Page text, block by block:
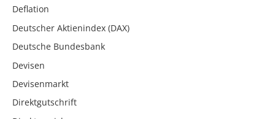
Deflation
Deutscher Aktienindex (DAX)
Deutsche Bundesbank
Devisen
Devisenmarkt
Direktgutschrift